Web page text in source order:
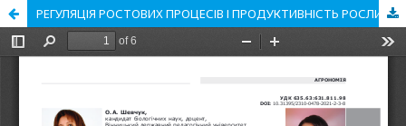
РЕГУЛЯЦІЯ РОСТОВИХ ПРОЦЕСІВ І ПРОДУКТИВНІСТЬ РОСЛИН ОГІРКА ЗА ВИКОРИСТАННЯ РЕГУЛЯТОРІВ РОСТУ